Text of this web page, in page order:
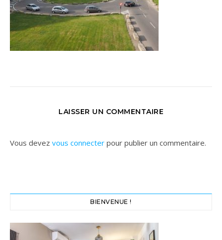
LAISSER UN COMMENTAIRE
Vous devez vous connecter pour publier un commentaire.
BIENVENUE !